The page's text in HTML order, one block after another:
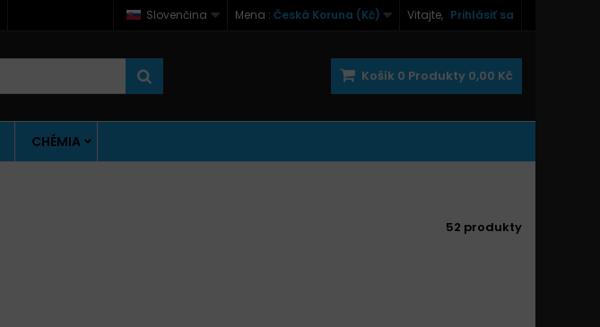
Vitajte, Prihlásiť sa
Mena : Česká Koruna (Kč)
Slovenčina
Košík 0 Produkty 0,00 Kč
CHÉMIA
52 produkty